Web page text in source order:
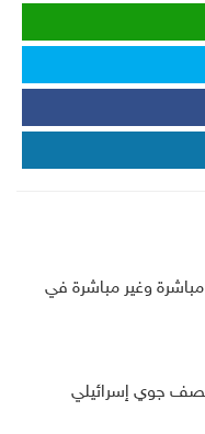
مباشرة وغير مباشرة في
جوي إسرائيلي